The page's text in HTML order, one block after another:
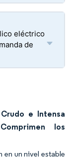
eléctrico
de
e Intensa
los
en un nivel estable